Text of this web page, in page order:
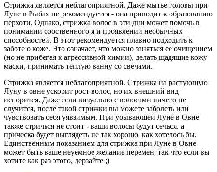
Стрижка является неблагоприятной. Даже мытье головы при
Луне в Рыбах не рекомендуется - она приводит к образованию
перхоти. Однако, стрижка волос в эти дни может помочь в
понимании собственного я и проявлении необычных
способностей. В этот рекомендуется плавно подходить к
заботе о коже. Это означает, что можно заняться ее очищением
(но не прибегая к агрессивной химии), делать щадящие кожу
маски, принимать теплую ванну со свечами.
Стрижка является неблагоприятной. Стрижка на растующую
Луну в овне ускорит рост волос, но их внешний вид
испорится. Даже если визуально с волосами ничего не
случится, после такой стрижки вы можете заболеть или
чувствовать себя уявзимым. При убывающей Луне в Овне
также стричься не стоит - ваши волосы будут сечься, а
прическа будет выглядеть не так хорошо, как хотелось бы.
Единственным показанием для стрижка при Луне в Овне
может быть ваше неуёмное желание перемен, так что если вы
хотите как раз этого, дерзайте ;)